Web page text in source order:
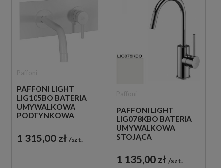
PAFFONI LIGHT
LIG105BO BATERIA
UMYWALKOWA
PODTYNKOWA
BIAŁA
1 315,00 zł szt.
PAFFONI LIGHT
LIG078KBO BATERIA
UMYWALKOWA
STOJĄCA
BIAŁA
1 135,00 zł szt.